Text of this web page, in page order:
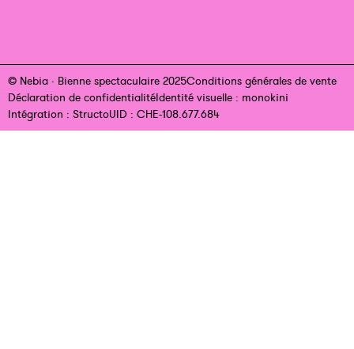
© Nebia · Bienne spectaculaire 2025Conditions générales de vente
Déclaration de confidentialitéIdentité visuelle : monokini
Intégration : StructoUID : CHE-108.677.684